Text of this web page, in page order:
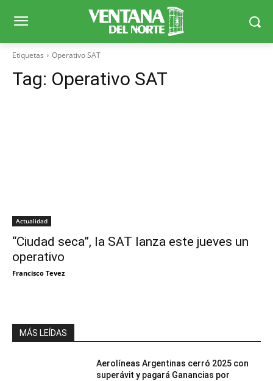
Etiquetas Operativo SAT
Tag: Operativo SAT
Actualidad
“Ciudad seca”, la SAT lanza este jueves un
operativo
Francisco Tevez
MÁS LEÍDAS
Aerolíneas Argentinas cerró 2025 con
superávit y pagará Ganancias por